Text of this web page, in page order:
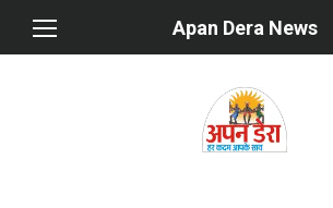
Apan Dera News